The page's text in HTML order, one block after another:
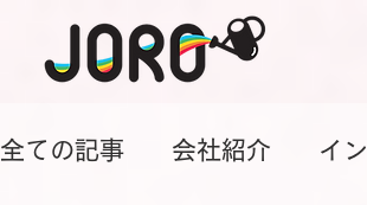
全ての記事 会社紹介 イ